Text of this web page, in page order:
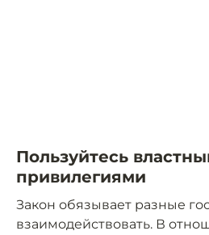
Пользуйтесь
привилегиями
Закон обязывает разные
взаимодействовать. В